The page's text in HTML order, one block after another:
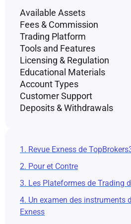
Available Assets
Fees & Commission
Trading Platform
Tools and Features
Licensing & Regulation
Educational Materials
Account Types
Customer Support
Deposits & Withdrawals
1. Revue Exness de
2. Pour et Contre
3. Les Plateformes de Trading
4. Un examen des instruments
Exness